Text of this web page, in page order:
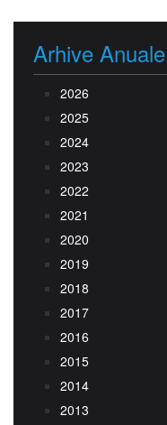
Arhive Anuale
2026
2025
2024
2023
2022
2021
2020
2019
2018
2017
2016
2015
2014
2013